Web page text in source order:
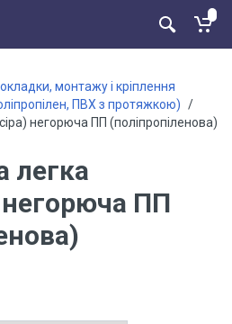
монтажу і кріплення
ПВХ з протяжкою) /
негорюча ПП (поліпропіленова)
легка
негорюча ПП